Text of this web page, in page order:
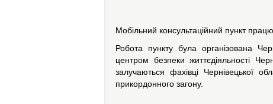
Мобільний консультаційний пункт
Робота пункту була організована
центром безпеки життєдіяльності
залучаються фахівці Чернівецької
прикордонного загону.